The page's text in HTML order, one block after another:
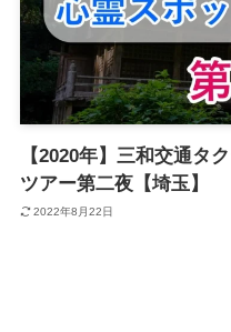
【2020年】三和交通タ
ツアー第二夜【埼玉】
2022年8月22日